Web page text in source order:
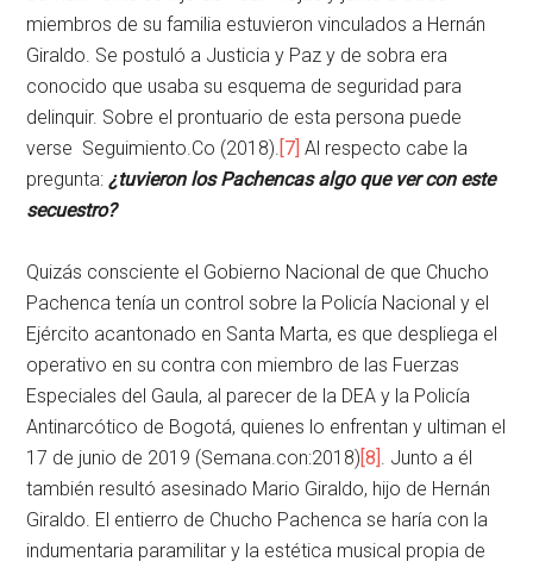
miembros de su familia estuvieron vinculados a Hernán
Giraldo. Se postuló a Justicia y Paz y de sobra era
conocido que usaba su esquema de seguridad para
delinquir. Sobre el prontuario de esta persona puede
verse Seguimiento.Co (2018). [7] Al respecto cabe la
pregunta: ¿tuvieron los Pachencas algo que ver con este
secuestro?
Quizás consciente el Gobierno Nacional de que Chucho
Pachenca tenía un control sobre la Policía Nacional y el
Ejército acantonado en Santa Marta, es que despliega el
operativo en su contra con miembro de las Fuerzas
Especiales del Gaula, al parecer de la DEA y la Policía
Antinarcótico de Bogotá, quienes lo enfrentan y ultiman el
17 de junio de 2019 (Semana.con:2018)[8] . Junto a él
también resultó asesinado Mario Giraldo, hijo de Hernán
Giraldo. El entierro de Chucho Pachenca se haría con la
indumentaria paramilitar y la estética musical propia de